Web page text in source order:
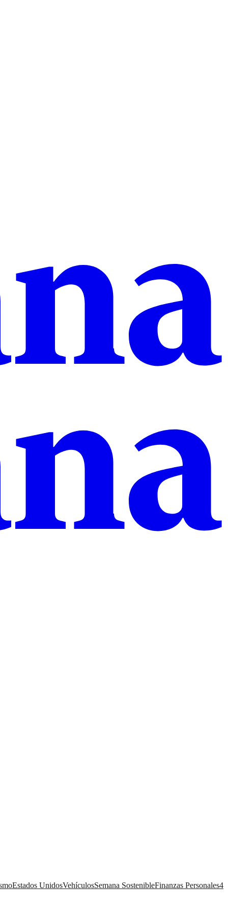
Estados UnidosVehículosSemana SostenibleFinanzas Personales4